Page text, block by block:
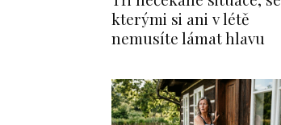
kterými si ani v létě
nemusíte lámat hlavu